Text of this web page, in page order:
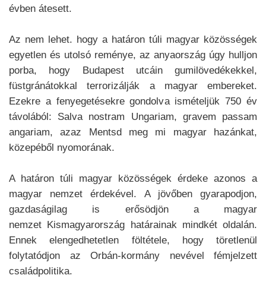
évben átesett.
Az nem lehet. hogy a határon túli magyar közösségek
egyetlen és utolsó reménye, az anyaország úgy hulljon
porba, hogy Budapest utcáin gumilövedékekkel,
füstgránátokkal terrorizálják a magyar embereket.
Ezekre a fenyegetésekre gondolva ismételjük 750 év
távolából: Salva nostram Ungariam, gravem passam
angariam, azaz Mentsd meg mi magyar hazánkat,
közepéből nyomorának.
A határon túli magyar közösségek érdeke azonos a
magyar nemzet érdekével. A jövőben gyarapodjon,
gazdaságilag is erősödjön a magyar
nemzet Kismagyarország határainak mindkét oldalán.
Ennek elengedhetetlen föltétele, hogy töretlenül
folytatódjon az Orbán-kormány nevével fémjelzett
családpolitika.